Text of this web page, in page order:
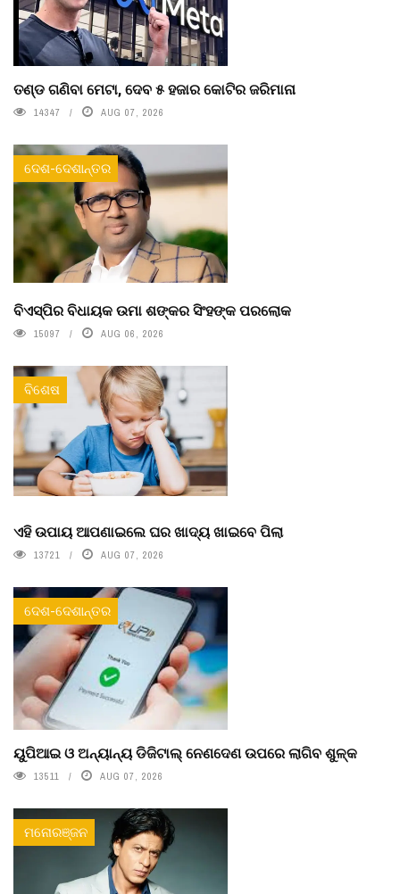
ତଣ୍ଡ ଗଣିବା ମେଟା, ଦେବ ୫ ହଜାର କୋଟିର ଜରିମାନା
14347 AUG 07, 2026
ଦେଶ-ଦେଶାନ୍ତର
ବିଏସ୍‌ପିର ବିଧାୟକ ଉମା ଶଙ୍କର ସିଂହଙ୍କ ପରଲୋକ
15097 AUG 06, 2026
ବିଶେଷ
ଏହି ଉପାୟ ଆପଣାଇଲେ ଘର ଖାଦ୍ୟ ଖାଇବେ ପିଲା
13721 AUG 07, 2026
ଦେଶ-ଦେଶାନ୍ତର
ୟୁପିଆଇ ଓ ଅନ୍ୟାନ୍ୟ ଡିଜିଟାଲ୍ ନେଣଦେଣ ଉପରେ ଲାଗିବ ଶୁଳ୍କ
13511 AUG 07, 2026
ମନୋରଞ୍ଜନ